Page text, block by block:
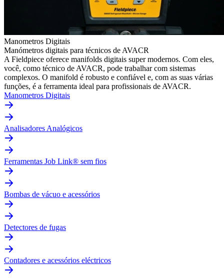
Manometros Digitais
Manómetros digitais para técnicos de AVACR
A Fieldpiece oferece manifolds digitais super modernos. Com eles,
você, como técnico de AVACR, pode trabalhar com sistemas
complexos. O manifold é robusto e confiável e, com as suas várias
funções, é a ferramenta ideal para profissionais de AVACR.
Manometros Digitais
Analisadores Analógicos
Ferramentas Job Link® sem fios
Bombas de vácuo e acessórios
Detectores de fugas
Contadores e acessórios eléctricos